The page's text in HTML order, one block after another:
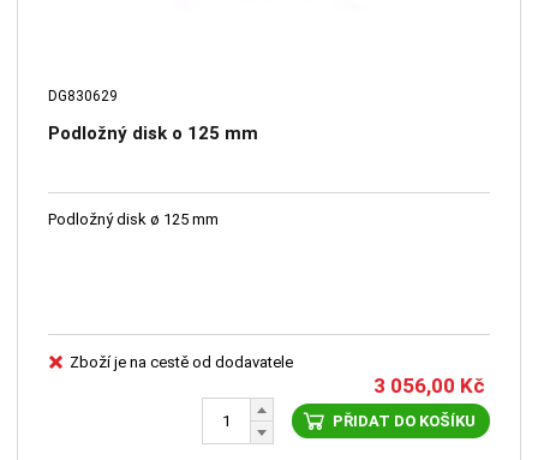
DG830629
Podložný disk o 125 mm
Podložný disk ø 125 mm
Zboží je na cestě od dodavatele
3 056,00 Kč
PŘIDAT DO KOŠÍKU